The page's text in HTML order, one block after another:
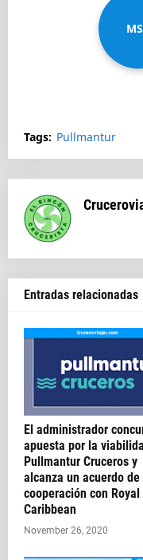
Tags: Pullmantur
Entradas relacionadas
El administrador
apuesta por la
Pullmantur Cruceros y
alcanza un acuerdo de
cooperación con Royal
Caribbean
November 26, 2020